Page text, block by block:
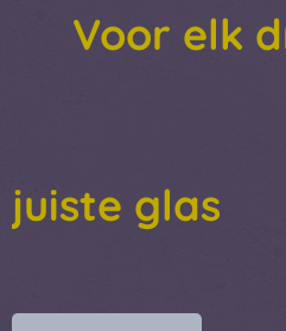
Voor elk
juiste glas